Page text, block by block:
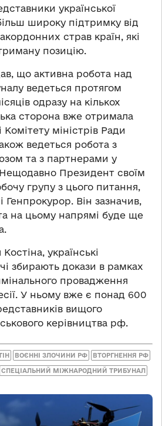
української
широку підтримку від
страв країн, які
позицію.
що активна робота над
ведеться протягом
одразу на кількох
сторона вже отримала
Комітету міністрів Ради
ведеться робота з
та з партнерами у
Президент своїм
групу з цього питання,
Генпрокурор. Він зазначив,
на цьому напрямі буде ще
українські
збирають докази в рамках
провадження
У ньому вже є понад 600
вищого
керівництва рф.
ВОЄННІ ЗЛОЧИНИ РФ ВТОРГНЕННЯ РФ
СПЕЦІАЛЬНИЙ МІЖНАРОДНИЙ ТРИБУНАЛ